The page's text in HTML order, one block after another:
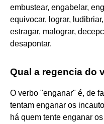
embustear, engabelar,
equivocar, lograr,
estragar, malograr,
desapontar.
Qual a regencia do
O verbo "enganar" é, de
tentam enganar os
há quem tente enganar